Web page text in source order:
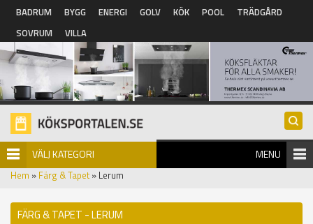
Hoppa till huvudinnehåll
BADRUM BYGG ENERGI GOLV KÖK POOL
TRÄDGÅRD
SOVRUM
VILLA
VÄLJ KATEGORI MENU
Hem » Färg & Tapet» Lerum
FÄRG & TAPET - LERUM